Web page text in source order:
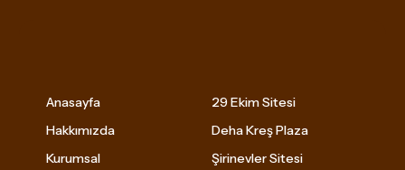
Anasayfa
Hakkımızda
Kurumsal
29 Ekim Sitesi
Deha Kreş Plaza
Şirinevler Sitesi